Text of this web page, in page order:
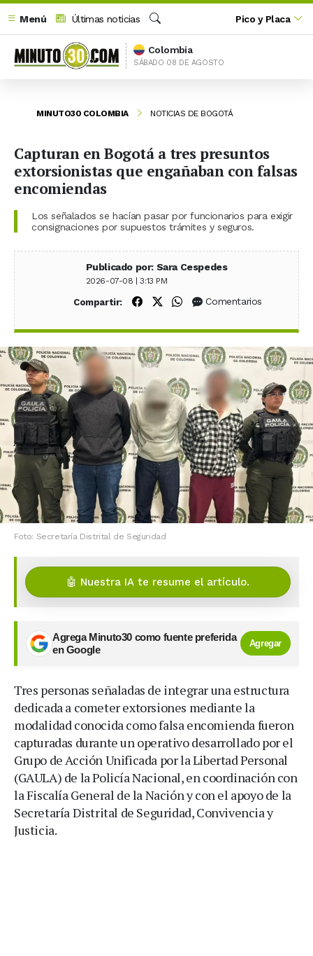
Menú
Últimas noticias
Buscar
Pico y Placa
Colombia
SÁBADO 08 DE AGOSTO
MINUTO30 COLOMBIA NOTICIAS DE BOGOTÁ
Capturan en Bogotá a tres presuntos
extorsionistas que engañaban con falsas
encomiendas
Los señalados se hacían pasar por funcionarios para exigir
consignaciones por supuestos trámites y seguros.
Publicado por: Sara Cespedes
2026-07-08 | 3:13 PM
Compartir: Compartir en Facebook
Compartir en X (Twitter)
Compartir en WhatsApp
Comentarios
Foto: Secretaría Distrital de Seguridad
🤖 Nuestra IA te resume el artículo.
Agrega Minuto30 como fuente preferida
en Google
Agregar
Tres personas señaladas de integrar una estructura
dedicada a cometer extorsiones mediante la
modalidad conocida como falsa encomienda fueron
capturadas durante un operativo desarrollado por el
Grupo de Acción Unificada por la Libertad Personal
(GAULA) de la Policía Nacional, en coordinación con
la Fiscalía General de la Nación y con el apoyo de la
Secretaría Distrital de Seguridad, Convivencia y
Justicia.